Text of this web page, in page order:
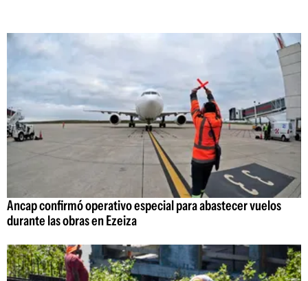
Ancap confirmó operativo especial para abastecer vuelos
durante las obras en Ezeiza